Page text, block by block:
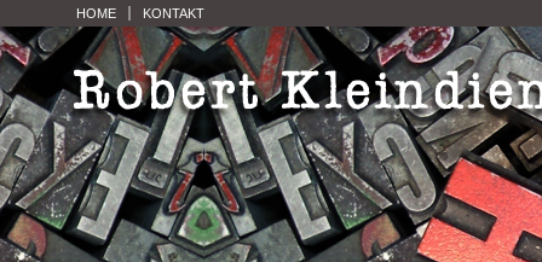
HOME KONTAKT